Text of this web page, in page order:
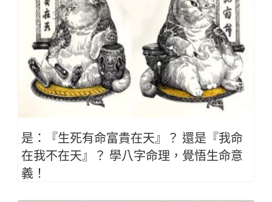
是：『生死有命富貴在天』？ 還是『我命
在我不在天』？ 學八字命理，覺悟生命意
義！